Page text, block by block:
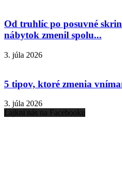
Od truhlíc po posuvné
nábytok zmenil spolu...
3. júla 2026
5 tipov, ktoré zmenia
3. júla 2026
Lajkni nás na Facebooku